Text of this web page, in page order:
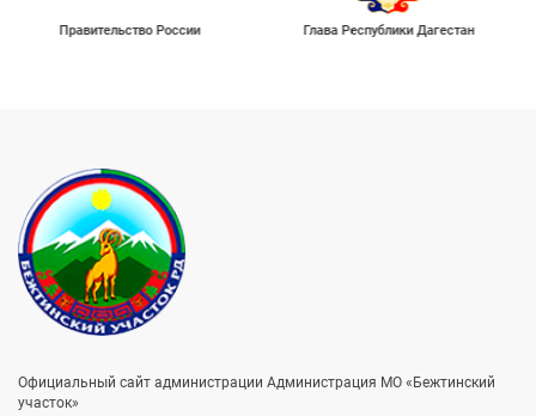
Правительство России Глава Республики Дагестан
Официальный сайт администрации Администрация МО «Бежтинский
участок»